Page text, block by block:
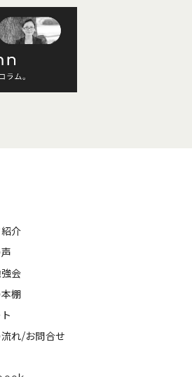
介
会
棚
れ/お問合せ